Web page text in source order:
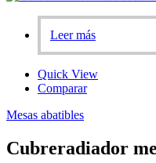
Leer más
Quick View
Comparar
Mesas abatibles
Cubreradiador